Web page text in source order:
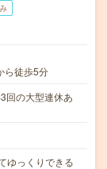
ら徒歩5分
回の大型連休あ
ゆっくりできる